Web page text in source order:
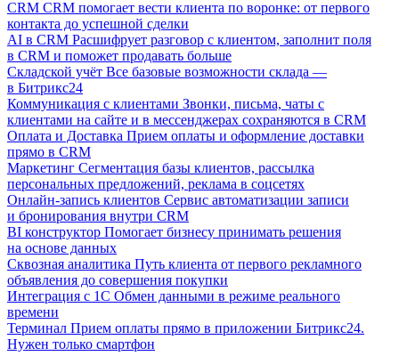
CRM CRM помогает вести клиента по воронке: от первого
контакта до успешной сделки
AI в CRM Расшифрует разговор с клиентом, заполнит поля
в CRM и поможет продавать больше
Складской учёт Все базовые возможности склада —
в Битрикс24
Коммуникация с клиентами Звонки, письма, чаты с
клиентами на сайте и в мессенджерах сохраняются в CRM
Оплата и Доставка Прием оплаты и оформление доставки
прямо в CRM
Маркетинг Сегментация базы клиентов, рассылка
персональных предложений, реклама в соцсетях
Онлайн-запись клиентов Сервис автоматизации записи
и бронирования внутри CRM
BI конструктор Помогает бизнесу принимать решения
на основе данных
Сквозная аналитика Путь клиента от первого рекламного
объявления до совершения покупки
Интеграция с 1С Обмен данными в режиме реального
времени
Терминал Прием оплаты прямо в приложении Битрикс24.
Нужен только смартфон